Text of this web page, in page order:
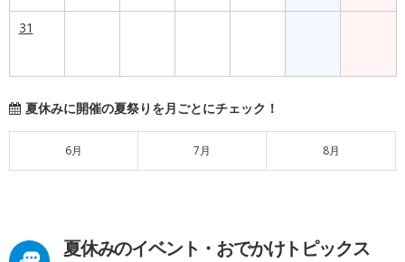
31
夏休みに開催の夏祭りを月ごとにチェック！
6月 7月 8月
夏休みのイベント・おでかけトピックス